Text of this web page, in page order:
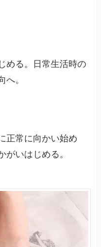
める。日常生活時の
へ。
正常に向かい始め
がいはじめる。